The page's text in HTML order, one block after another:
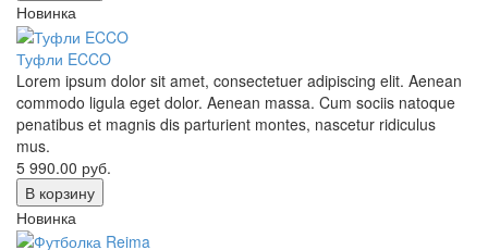
Новинка
Туфли ECCO
Lorem ipsum dolor sit amet, consectetuer adipiscing elit. Aenean
commodo ligula eget dolor. Aenean massa. Cum sociis natoque
penatibus et magnis dis parturient montes, nascetur ridiculus
mus.
5 990.00 руб.
В корзину
Новинка